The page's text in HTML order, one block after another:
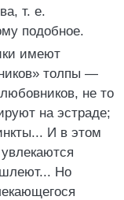
т. е.
подобное.
имеют
толпы —
не то
на эстраде;
И в этом
Но